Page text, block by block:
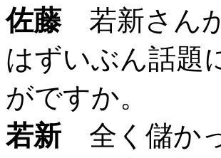
佐藤若新さんが
はずいぶん話題
がですか。
若新 全く儲か